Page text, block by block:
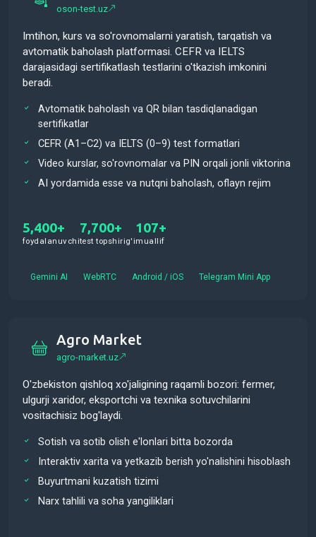
oson-test.uz
Imtihon, kurs va so'rovnomalarni yaratish, tarqatish va
avtomatik baholash platformasi. CEFR va IELTS
darajasidagi sertifikatlash testlarini o'tkazish imkonini
beradi.
Avtomatik baholash va QR bilan tasdiqlanadigan
sertifikatlar
CEFR (A1–C2) va IELTS (0–9) test formatlari
Video kurslar, so'rovnomalar va PIN orqali jonli viktorina
AI yordamida esse va nutqni baholash, oflayn rejim
5,400+
foydalanuvchi
7,700+
test topshirig'i
107+
muallif
Gemini AI WebRTC Android / iOS Telegram Mini App
Agro Market
agro-market.uz
O'zbekiston qishloq xo'jaligining raqamli bozori: fermer,
ulgurji xaridor, eksportchi va texnika sotuvchilarini
vositachisiz bog'laydi.
Sotish va sotib olish e'lonlari bitta bozorda
Interaktiv xarita va yetkazib berish yo'nalishini hisoblash
Buyurtmani kuzatish tizimi
Narx tahlili va soha yangiliklari